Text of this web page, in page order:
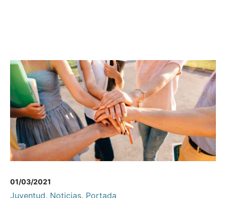
01/03/2021
Juventud, Noticias, Portada